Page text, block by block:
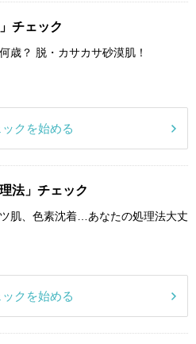
チェック
歳？ 脱・カサカサ砂漠肌！
クを始める
法」チェック
肌、色素沈着…あなたの処理法大丈
クを始める